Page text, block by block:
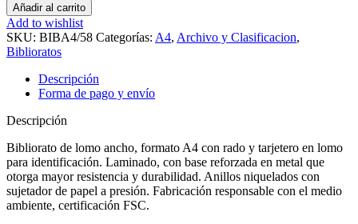
Añadir al carrito
Add to wishlist
SKU: BIBA4/58 Categorías: A4, Archivo y Clasificacion,
Biblioratos
Descripción
Forma de pago y envío
Descripción
Bibliorato de lomo ancho, formato A4 con rado y tarjetero en lomo
para identificación. Laminado, con base reforzada en metal que
otorga mayor resistencia y durabilidad. Anillos niquelados con
sujetador de papel a presión. Fabricación responsable con el medio
ambiente, certificación FSC.